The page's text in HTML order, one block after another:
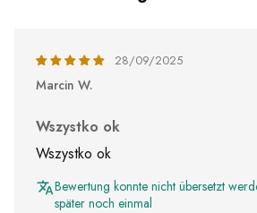
28/09/2025
Marcin W.
Wszystko ok
Wszystko ok
Bewertung konnte nicht übersetzt
später noch einmal